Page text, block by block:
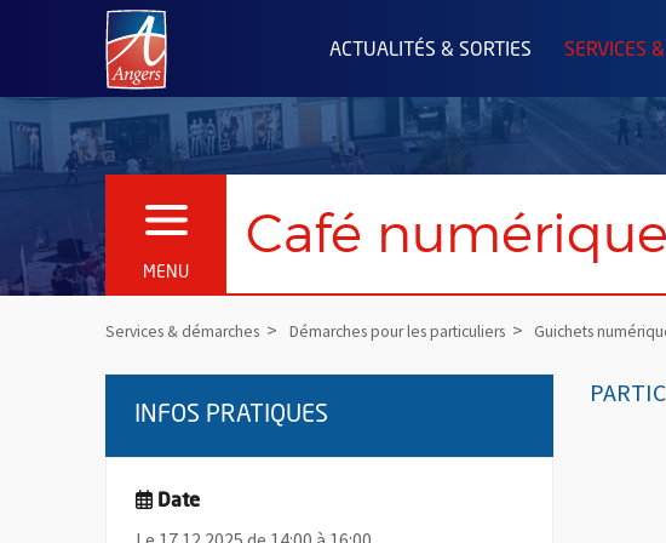
Angers.fr : Retour à l'accueil
ACTUALITÉS & SORTIES SERVICES
MENU
OUVRIR LE MENU Café numérique
Services & démarches Démarches pour les particuliers Guichets
INFOS PRATIQUES
Date